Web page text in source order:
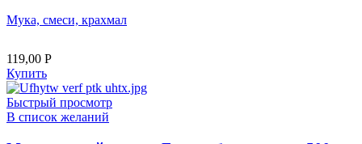
Мука, смеси, крахмал
119,00 Р
Купить
Быстрый просмотр
В список желаний